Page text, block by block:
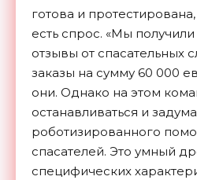
готова и
есть спрос. «Мы
отзывы от спасательных
заказы на сумму 60 000
они. Однако на этом
останавливаться и
роботизированного
спасателей. Это умный
специфических